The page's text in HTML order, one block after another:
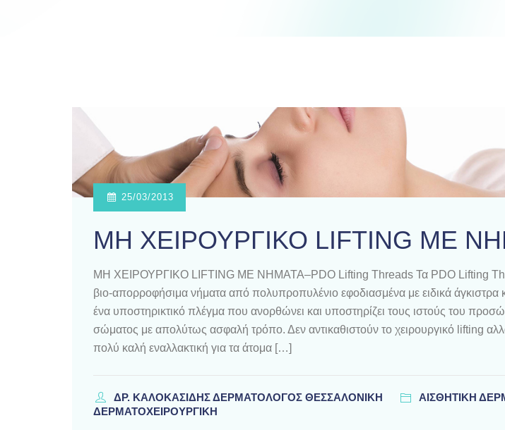
25/03/2013
ΜΗ ΧΕΙΡΟΥΡΓΙΚΟ LIFTING ΜΕ
ΜΗ ΧΕΙΡΟΥΡΓΙΚΟ LIFTING ΜΕ ΝΗΜΑΤΑ–PDO Lifting Threads Τα PDO Lifting
βιο-απορροφήσιμα νήματα από πολυπροπυλένιο εφοδιασμένα με ειδικά άγκιστρα
ένα υποστηρικτικό πλέγμα που ανορθώνει και υποστηρίζει τους ιστούς του
σώματος με απολύτως ασφαλή τρόπο. Δεν αντικαθιστούν το χειρουργικό lifting
πολύ καλή εναλλακτική για τα άτομα […]
ΔΡ. ΚΑΛΟΚΑΣΊΔΗΣ ΔΕΡΜΑΤΟΛΌΓΟΣ ΘΕΣΣΑΛΟΝΊΚΗ
ΑΙΣΘΗΤΙΚΗ
ΔΕΡΜΑΤΟΧΕΙΡΟΥΡΓΙΚΗ